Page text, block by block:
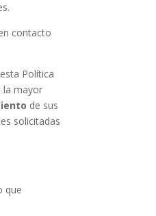
contacto
Política
la mayor
de sus
solicitadas
que